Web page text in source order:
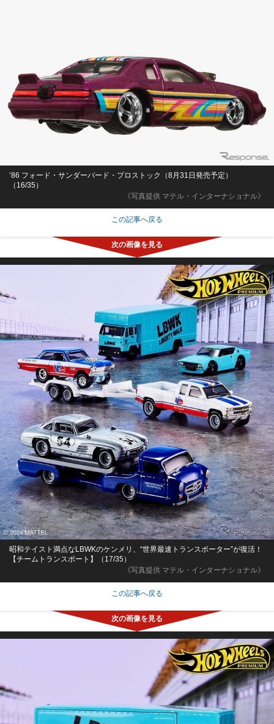
《写真提供 マテル・インターナショナル》
’86 フォード・サンダーバード・プロストック（8月31日発売予定）
（16/35）
この記事へ戻る
《写真提供 マテル・インターナショナル》
昭和テイスト満点なLBWKのケンメリ、“世界最速トランスポーター”が復活！
【チームトランスポート】（17/35）
この記事へ戻る